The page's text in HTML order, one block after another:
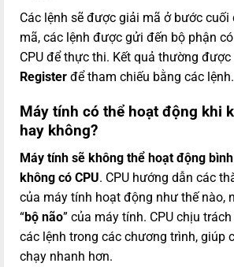
Các lệnh sẽ được giải mã ở bước cuối
mã, các lệnh được gửi đến bộ phận
CPU để thực thi. Kết quả thường
Register để tham chiếu bằng các lệnh.
Máy tính có thể hoạt động khi
hay không?
Máy tính sẽ không thể hoạt động
không có CPU. CPU hướng dẫn các
của máy tính hoạt động như thế nào,
“bộ não” của máy tính. CPU chịu
các lệnh trong các chương trình, giúp
chạy nhanh hơn.